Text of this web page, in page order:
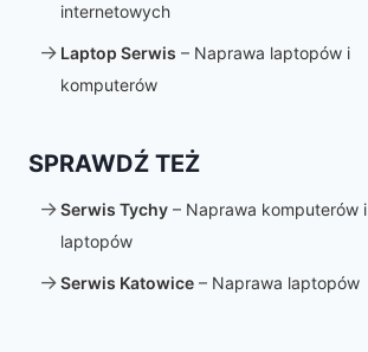
internetowych
Laptop Serwis – Naprawa laptopów i
komputerów
SPRAWDŹ TEŻ
Serwis Tychy– Naprawa komputerów i
laptopów
Serwis Katowice– Naprawa laptopów